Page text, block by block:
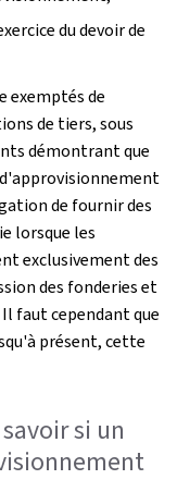
du devoir de
exemptés de
de tiers, sous
démontrant que
de fournir des
lorsque les
exclusivement des
des fonderies et
faut cependant que
présent, cette
si un